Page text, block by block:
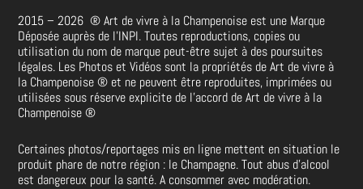
2015 – 2026®Art de vivre à la Champenoise est une Marque
Déposée auprès de l’INPI. Toutes reproductions, copies ou
utilisation du nom de marque peut-être sujet à des poursuites
légales. Les Photos et Vidéos sont la propriétés de Art de vivre à
la Champenoise® et ne peuvent être reproduites, imprimées ou
utilisées sous réserve explicite de l’accord de Art de vivre à la
Champenoise®
Certaines photos/reportages mis en ligne mettent en situation le
produit phare de notre région : le Champagne. Tout abus d’alcool
est dangereux pour la santé. A consommer avec modération.